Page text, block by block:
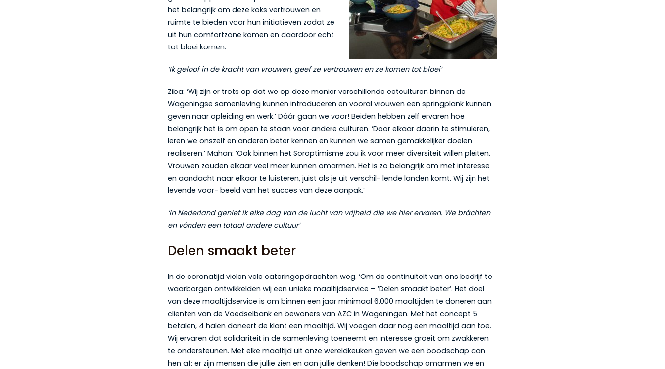
het belangrijk om deze koks vertrouwen en
ruimte te bieden voor hun initiatieven zodat ze
uit hun comfortzone komen en daardoor echt
tot bloei komen.
‘Ik geloof in de kracht van vrouwen, geef ze vertrouwen en ze komen tot bloei’
Ziba: ‘Wij zijn er trots op dat we op deze manier verschillende eetculturen binnen de
Wageningse samenleving kunnen introduceren en vooral vrouwen een springplank kunnen
geven naar opleiding en werk.’ Dáár gaan we voor! Beiden hebben zelf ervaren hoe
belangrijk het is om open te staan voor andere culturen. ‘Door elkaar daarin te stimuleren,
leren we onszelf en anderen beter kennen en kunnen we samen gemakkelijker doelen
realiseren.’ Mahan: ‘Ook binnen het Soroptimisme zou ik voor meer diversiteit willen pleiten.
Vrouwen zouden elkaar veel meer kunnen omarmen. Het is zo belangrijk om met interesse
en aandacht naar elkaar te luisteren, juist als je uit verschil- lende landen komt. Wij zijn het
levende voor- beeld van het succes van deze aanpak.’
‘In Nederland geniet ik elke dag van de lucht van vrijheid die we hier ervaren. We bráchten
en vónden een totaal andere cultuur’
Delen smaakt beter
In de coronatijd vielen vele cateringopdrachten weg. ‘Om de continuïteit van ons bedrijf te
waarborgen ontwikkelden wij een unieke maaltijdservice – ‛Delen smaakt beter’. Het doel
van deze maaltijdservice is om binnen een jaar minimaal 6.000 maaltijden te doneren aan
cliënten van de Voedselbank en bewoners van AZC in Wageningen. Met het concept 5
betalen, 4 halen doneert de klant een maaltijd. Wij voegen daar nog een maaltijd aan toe.
Wij ervaren dat solidariteit in de samenleving toeneemt en interesse groeit om zwakkeren
te ondersteunen. Met elke maaltijd uit onze wereldkeuken geven we een boodschap aan
hen af: er zijn mensen die jullie zien en aan jullie denken! Díe boodschap omarmen we en